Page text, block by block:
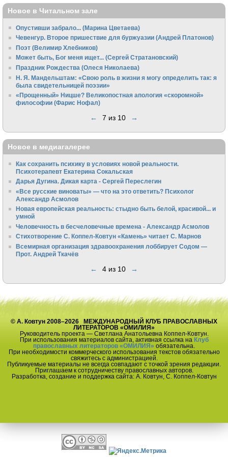
Новое в Читальном зале
Опустивши забрало... (Марина Цветаева)
Чевенгур. Второе пришествие для буржуазии (Андрей Платонов)
Поэт (Велимир Хлебников)
Может быть, Бог меня ищет... (Сергей Стратановский)
Праздник Рождества (Олеся Николаева)
Н. Я. Мандельштам: «Свою pоль в жизни я могу опpеделить так: я
была свидетельницей поэзии»
«Прощенный» Ницше? Великопостная апология «скоромной»
философии (Фарис Нофал)
← 7 из 10 →
Новое в медиагалерее
Как сохранить психику в условиях новой реальности.
Психотерапевт Екатерина Сокальская
Дарья Дугина. Дикая карта - Сергей Переслегин
«Все русские виноваты» — что на это ответить? Психолог
Александр Асмолов
Новая европейская реальность: стыдно быть белой, красивой... и
умной
Человечность в бесчеловечные времена - Александр Асмолов
Стихотворение С. Коппел-Ковтун «Камень» читает С. Марнов
Всемирная организация здравоохранения лоббирует Содом —
Прот. Андрей Ткачёв
← 4 из 10 →
© А. Ковтун 2008–2026 МЕЖДУНАРОДНЫЙ КЛУБ ПРАВОСЛАВНЫХ
ЛИТЕРАТОРОВ «ОМИЛИЯ»
Руководитель проекта — Светлана Анатольевна Коппел-Ковтун.
При использования материалов сайта, активная ссылка на Клуб
православных литераторов «ОМИЛИЯ» обязательна.
При необходимости коммерческого использования текстов обязательно
свяжитесь с администрацией.
Публикуемые материалы не всегда совпадают с точкой зрения редакции.
Приглашаем к сотрудничеству православных авторов.
Разработка, создание и поддержка сайта: А. Ковтун, С. Коппел-Ковтун